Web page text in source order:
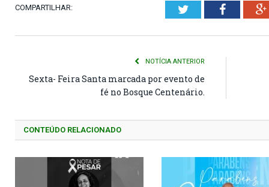
COMPARTILHAR: Twitter
NOTÍCIA ANTERIOR
Sexta- Feira Santa marcada por evento de
fé no Bosque Centenário.
CONTEÚDO RELACIONADO